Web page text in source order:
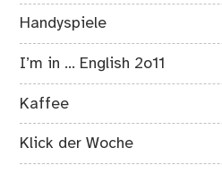
Handyspiele
I’m in … English 2o11
Kaffee
Klick der Woche